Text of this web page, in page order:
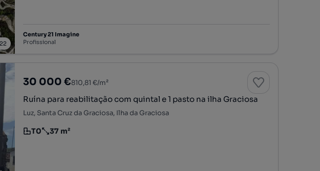
22
Century 21 Imagine
Profissional
30 000 €810,81 €/m²
Ruína para reabilitação com quintal e 1 pasto na ilha Graciosa
Luz, Santa Cruz da Graciosa, Ilha da Graciosa
Tipologia
T0
Preço por metro quadrado
37 m²